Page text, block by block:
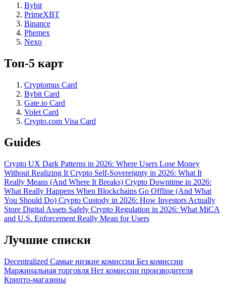
Bybit
PrimeXBT
Binance
Phemex
Nexo
Топ-5 карт
Cryptomus Card
Bybit Card
Gate.io Card
Volet Card
Crypto.com Visa Card
Guides
Crypto UX Dark Patterns in 2026: Where Users Lose Money
Without Realizing It Crypto Self-Sovereignty in 2026: What It
Really Means (And Where It Breaks) Crypto Downtime in 2026:
What Really Happens When Blockchains Go Offline (And What
You Should Do) Crypto Custody in 2026: How Investors Actually
Store Digital Assets Safely Crypto Regulation in 2026: What MiCA
and U.S. Enforcement Really Mean for Users
Лучшие списки
Decentralized Самые низкие комиссии Без комиссии
Маржинальная торговля Нет комиссии производителя
Крипто-магазины